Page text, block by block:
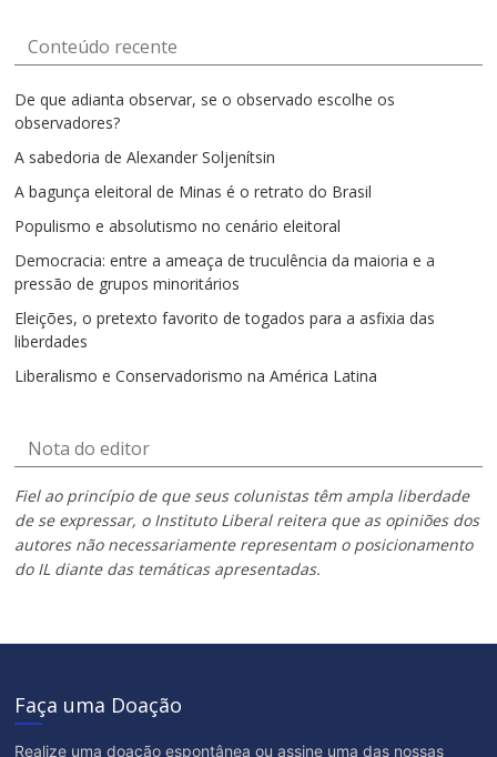
Conteúdo recente
De que adianta observar, se o observado escolhe os
observadores?
A sabedoria de Alexander Soljenítsin
A bagunça eleitoral de Minas é o retrato do Brasil
Populismo e absolutismo no cenário eleitoral
Democracia: entre a ameaça de truculência da maioria e a
pressão de grupos minoritários
Eleições, o pretexto favorito de togados para a asfixia das
liberdades
Liberalismo e Conservadorismo na América Latina
Nota do editor
Fiel ao princípio de que seus colunistas têm ampla liberdade
de se expressar, o Instituto Liberal reitera que as opiniões dos
autores não necessariamente representam o posicionamento
do IL diante das temáticas apresentadas.
Faça uma Doação
Realize uma doação espontânea ou assine uma das nossas